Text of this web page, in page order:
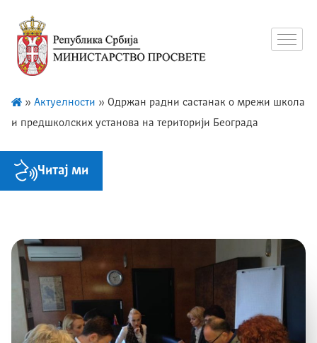
» Актуелности » Одржан радни састанак о мрежи школа
и предшколских установа на територији Београда
Читај ми